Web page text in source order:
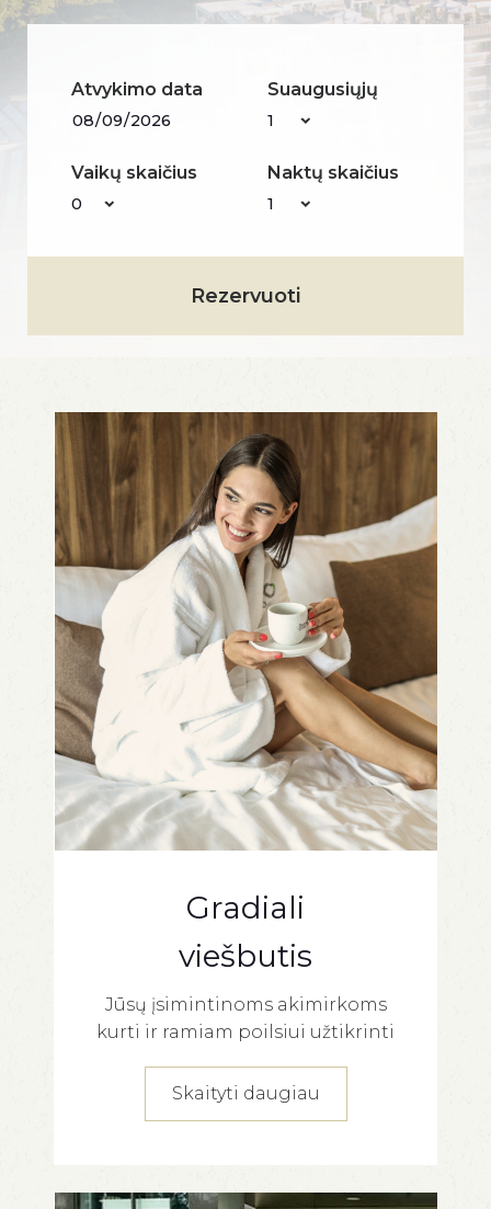
Atvykimo data Suaugusiųjų
Vaikų skaičius Naktų skaičius
Gradiali
viešbutis
Jūsų įsimintinoms akimirkoms
kurti ir ramiam poilsiui užtikrinti
Skaityti daugiau